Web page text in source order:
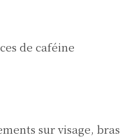
de caféine
sur visage, bras